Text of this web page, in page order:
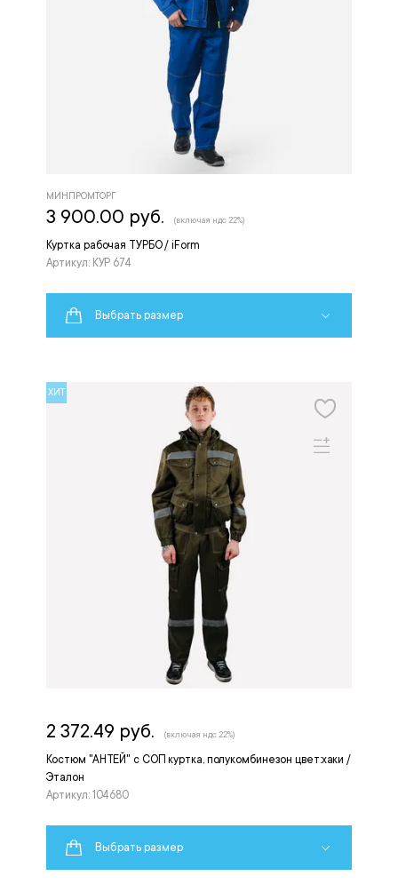
Куртка рабочая ТУРБО / iForm
Артикул: КУР 674
МИНПРОМТОРГ
3 900.00 руб. (включая ндс 22%)
Выбрать размер
ХИТ
Костюм "АНТЕЙ" с СОП куртка, полукомбинезон цвет:хаки /
Эталон
Артикул: 104680
2 372.49 руб. (включая ндс 22%)
Выбрать размер